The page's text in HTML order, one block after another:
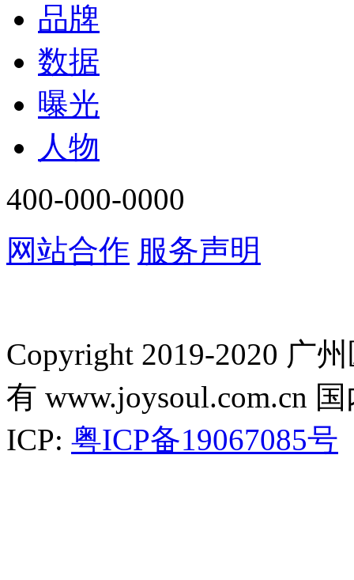
品牌
数据
曝光
人物
400-000-0000
网站合作 服务声明
Copyright 2019-2020 广
有 www.joysoul.com.cn
ICP: 粤ICP备19067085号